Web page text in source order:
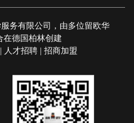
务有限公司，由多位留欧华
在德国柏林创建
| 人才招聘| 招商加盟